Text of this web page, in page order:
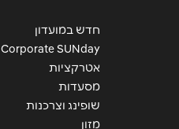
חדש במועדון
Corporate SUNday
אטרקציות
מסעדות
שופינג וצרכנות
מזון